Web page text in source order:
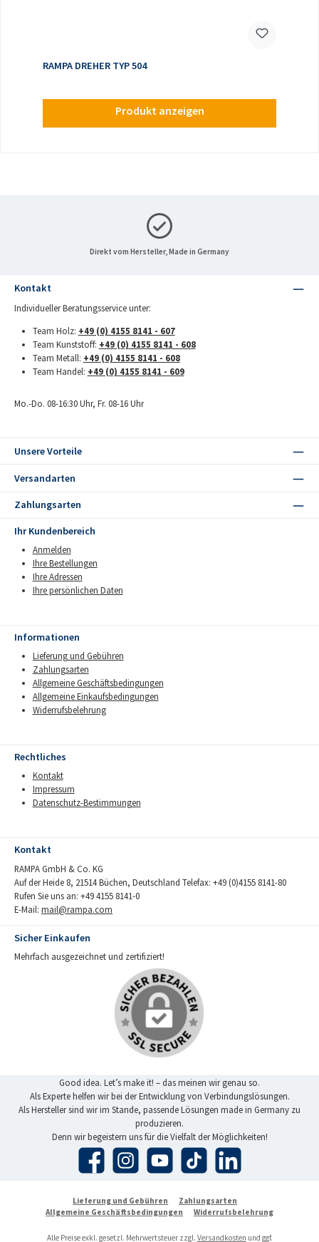
RAMPA DREHER TYP 504
Produkt anzeigen
Direkt vom Hersteller, Made in Germany
Kontakt
Individueller Beratungsservice unter:
Team Holz: +49 (0) 4155 8141 - 607
Team Kunststoff: +49 (0) 4155 8141 - 608
Team Metall: +49 (0) 4155 8141 - 608
Team Handel: +49 (0) 4155 8141 - 609
Mo.-Do. 08-16:30 Uhr, Fr. 08-16 Uhr
Unsere Vorteile
Versandarten
Zahlungsarten
Ihr Kundenbereich
Anmelden
Ihre Bestellungen
Ihre Adressen
Ihre persönlichen Daten
Informationen
Lieferung und Gebühren
Zahlungsarten
Allgemeine Geschäftsbedingungen
Allgemeine Einkaufsbedingungen
Widerrufsbelehrung
Rechtliches
Kontakt
Impressum
Datenschutz-Bestimmungen
Kontakt
RAMPA GmbH & Co. KG
Auf der Heide 8, 21514 Büchen, Deutschland Telefax: +49 (0)4155 8141-80
Rufen Sie uns an: +49 4155 8141-0
E-Mail: mail@rampa.com
Sicher Einkaufen
Mehrfach ausgezeichnet und zertifiziert!
Good idea. Let’s make it! – das meinen wir genau so.
Als Experte helfen wir bei der Entwicklung von Verbindungslösungen.
Als Hersteller sind wir im Stande, passende Lösungen made in Germany zu
produzieren.
Denn wir begeistern uns für die Vielfalt der Möglichkeiten!
Facebook Instagram YouTube TikTok LinkedIn
Lieferung und Gebühren
Zahlungsarten
Allgemeine Geschäftsbedingungen
Widerrufsbelehrung
Alle Preise exkl. gesetzl. Mehrwertsteuer zzgl. Versandkosten und ggf.